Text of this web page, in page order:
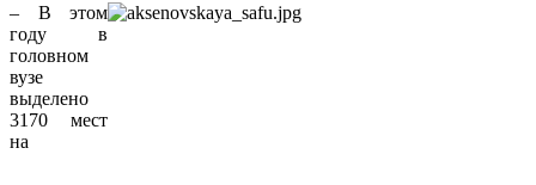
– В этом
году в
головном
вузе
выделено
3170 мест
на